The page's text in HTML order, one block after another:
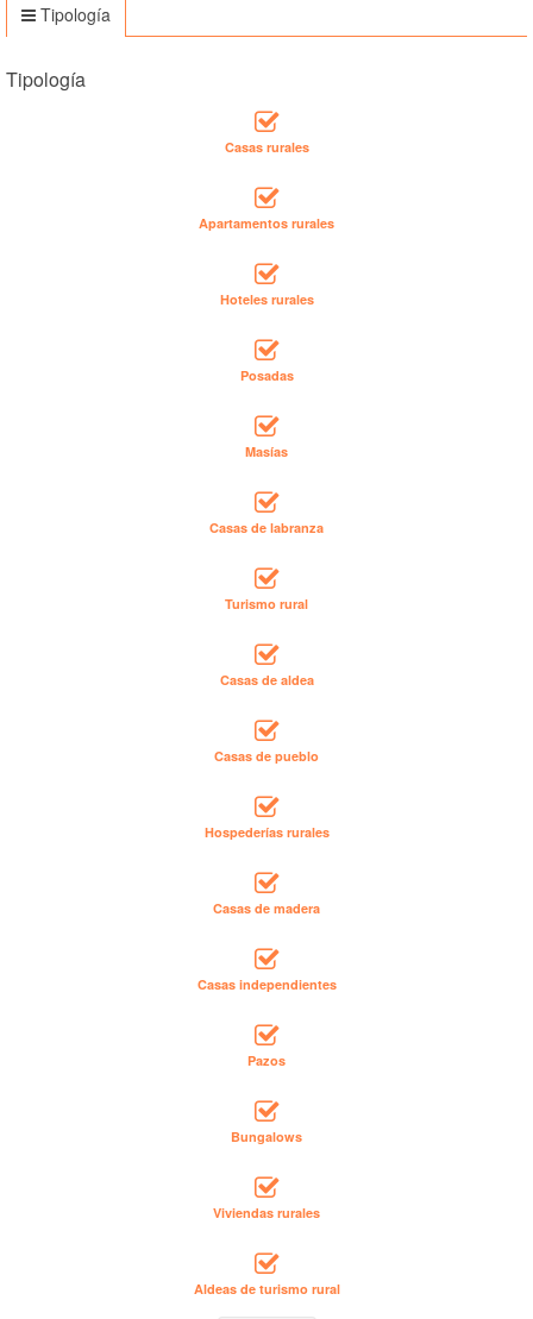
Tipología
Tipología
Casas rurales
Apartamentos rurales
Hoteles rurales
Posadas
Masías
Casas de labranza
Turismo rural
Casas de aldea
Casas de pueblo
Hospederías rurales
Casas de madera
Casas independientes
Pazos
Bungalows
Viviendas rurales
Aldeas de turismo rural